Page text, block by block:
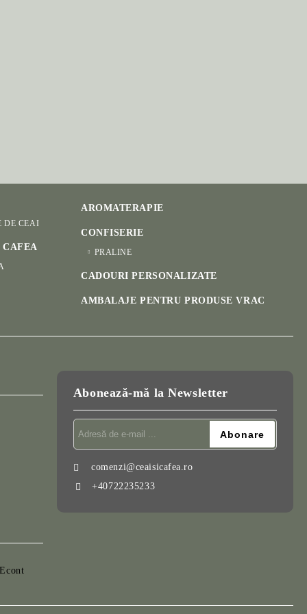
DE CEAI
CAFEA
AROMATERAPIE
CONFISERIE
PRALINE
CADOURI PERSONALIZATE
AMBALAJE PENTRU PRODUSE VRAC
Abonează-mă la Newsletter
comenzi@ceaisicafea.ro
+40722235233